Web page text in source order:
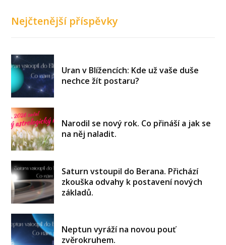
Nejčtenější příspěvky
Uran v Blížencích: Kde už vaše duše
nechce žít postaru?
Narodil se nový rok. Co přináší a jak se
na něj naladit.
Saturn vstoupil do Berana. Přichází
zkouška odvahy k postavení nových
základů.
Neptun vyráží na novou pouť
zvěrokruhem.